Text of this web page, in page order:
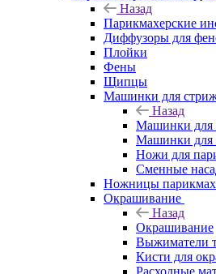
Назад
Парикмахерские
Диффузоры для
Плойки
Фены
Щипцы
Машинки для
Назад
Машинки для
Машинки для
Ножи для
Сменные
Ножницы
Окрашивание
Назад
Окрашивание
Выжиматели
Кисти для
Расходные